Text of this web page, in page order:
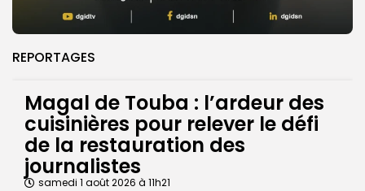
REPORTAGES
Magal de Touba : l’ardeur des
cuisinières pour relever le défi
de la restauration des
journalistes
samedi 1 août 2026 à 11h21